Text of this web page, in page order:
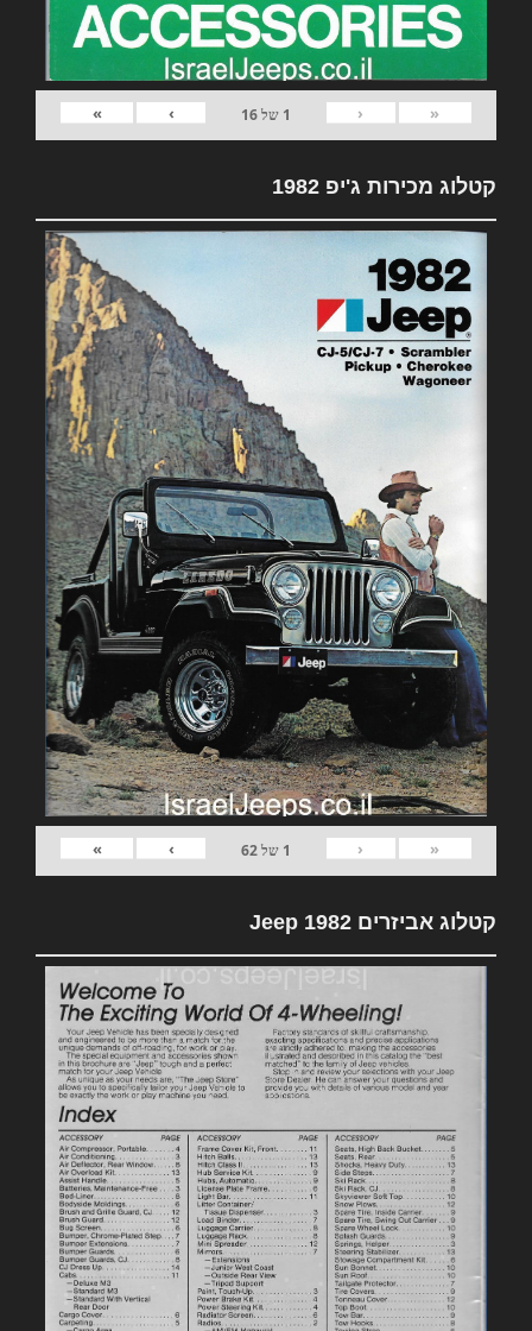
«
‹
1 של16
›
»
קטלוג מכירות ג'יפ 1982
«
‹
1 של62
›
»
קטלוג אביזרים 1982 Jeep